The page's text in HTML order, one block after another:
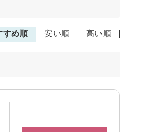
すめ順 安い順 高い順